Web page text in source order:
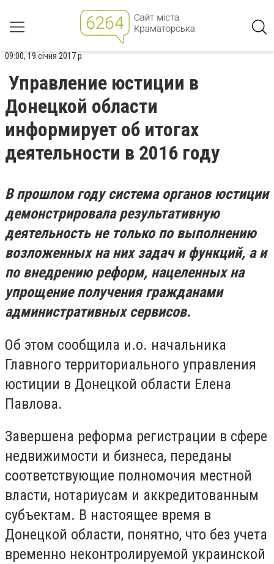
09:00, 19 січня 2017 р.
Управление юстиции в
Донецкой области
информирует об итогах
деятельности в 2016 году
В прошлом году система органов юстиции
демонстрировала результативную
деятельность не только по выполнению
возложенных на них задач и функций, а и
по внедрению реформ, нацеленных на
упрощение получения гражданами
административных сервисов.
Об этом сообщила и.о. начальника
Главного территориального управления
юстиции в Донецкой области Елена
Павлова.
Завершена реформа регистрации в сфере
недвижимости и бизнеса, переданы
соответствующие полномочия местной
власти, нотариусам и аккредитованным
субъектам. В настоящее время в
Донецкой области, понятно, что без учета
временно неконтролируемой украинской